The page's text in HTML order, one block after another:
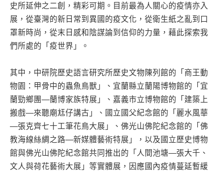
史所延伸之二創，精彩可期。目前最為人關心的疫情亦入
展，從臺灣的新日常到異國的疫文化，從衛生紙之亂到口
罩新時尚，從末日感和陰謀論到信仰的力量，藉此探索我
們所處的「疫世界」。
其中，中研院歷史語言研究所歷史文物陳列館的「商王動
物園：甲骨中的蟲魚鳥獸」、宜蘭縣立蘭陽博物館的「宜
蘭勁鄉團—蘭博家族特展」、嘉義市立博物館的「建築上
搬戲—來聽廟尪仔講古」、國立國父紀念館的「麗水風華
—張克齊七十工筆花鳥大展」、佛光山佛陀紀念館的「佛
教海線絲綢之路—新媒體藝術特展」，以及國立歷史博物
館與佛光山佛陀紀念館共同推出的「人間池塘—張大千、
文人與荷花藝術大展」等實體展，因應國內疫情蔓延暫緩